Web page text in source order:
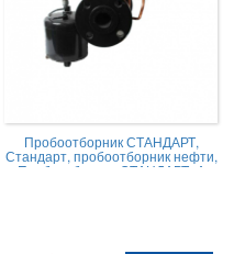
Пробоотборник СТАНДАРТ,
Стандарт, пробоотборник нефти,
Пробоотборник СТАНДАРТ -А